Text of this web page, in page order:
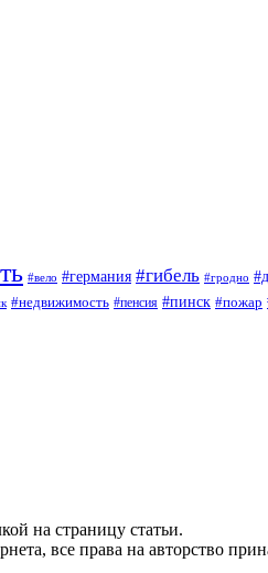
#вело #германия #гибель #гродно
#недвижимость #пенсия #пинск #пожар
на страницу статьи.
все права на авторство